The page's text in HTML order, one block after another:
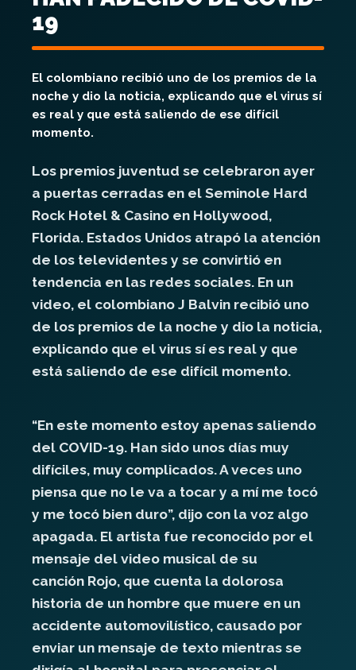
19
El colombiano recibió uno de los premios de la
noche y dio la noticia, explicando que el virus sí
es real y que está saliendo de ese difícil
momento.
Los premios juventud se celebraron ayer
a puertas cerradas en el Seminole Hard
Rock Hotel & Casino en Hollywood,
Florida. Estados Unidos atrapó la atención
de los televidentes y se convirtió en
tendencia en las redes sociales. En un
video, el colombiano J Balvin recibió uno
de los premios de la noche y dio la noticia,
explicando que el virus sí es real y que
está saliendo de ese difícil momento.
“En este momento estoy apenas saliendo
del COVID-19. Han sido unos días muy
difíciles, muy complicados. A veces uno
piensa que no le va a tocar y a mí me tocó
y me tocó bien duro”, dijo con la voz algo
apagada. El artista fue reconocido por el
mensaje del video musical de su
canción Rojo, que cuenta la dolorosa
historia de un hombre que muere en un
accidente automovilístico, causado por
enviar un mensaje de texto mientras se